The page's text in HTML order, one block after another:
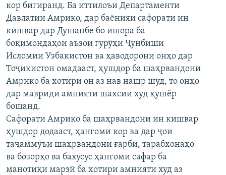
НИГОРИСТОН
ГУЗОРИШҲОИ РАДИОӢ
КИТОБҲОИ ОЗОДӢ
Русский
ПАЙГИРӢ КУНЕД
Ҳамаи сомонаҳои RFE/RL
кор бигиранд. Ба иттилоъи Департаменти
Давлатии Амрико, дар баёнияи сафорати ин
кишвар дар Душанбе бо ишора ба
боқимондаҳои аъзои гурӯҳи Ҷунбиши
Исломии Узбакистон ва ҳаводорони онҳо дар
Тоҷикистон омадааст, ҳушдор ба шаҳрвандони
Амрико ба хотири он аз нав нашр шуд, то онҳо
дар мавриди амнияти шахсии худ ҳушёр
бошанд.
Сафорати Амрико ба шаҳрвандони ин кишвар
ҳушдор додааст, ҳангоми кор ва дар ҷои
таҷаммӯъи шаҳрвандони ғарбӣ, тарабхонаҳо
ва бозорҳо ва бахусус ҳангоми сафар ба
манотиқи марзӣ ба хотири амнияти худ аз